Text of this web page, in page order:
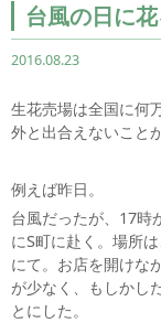
台風の日に
2016.08.23
生花売場は全国に何
外と出合えないこと
例えば昨日。
台風だったが、17時
にS町に赴く。場所
にて。お店を開けな
が少なく、もしかし
とにした。